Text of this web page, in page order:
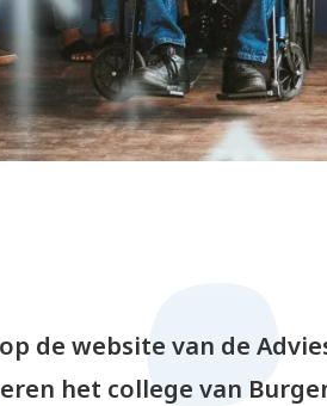
de website van de
het college van